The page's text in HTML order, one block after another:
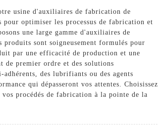
usine d'auxiliaires de fabrication de
optimiser les processus de fabrication et
une large gamme d'auxiliaires de
sont soigneusement formulés pour
par une efficacité de production et une
de premier ordre et des solutions
des lubrifiants ou des agents
qui dépasseront vos attentes. Choisissez
procédés de fabrication à la pointe de la